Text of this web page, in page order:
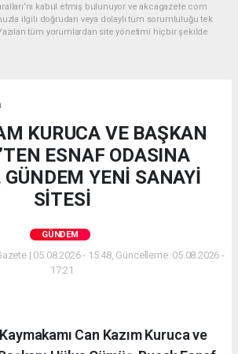
kabul etmiş bulunuyor ve akcagazete.com
ilgili doğrudan veya dolaylı tüm sorumluluğu tek
tüm yorumlardan site yönetimi hiçbir şekilde
KURUCA VE BAŞKAN
ESNAF ODASINA
GÜNDEM YENİ SANAYİ
SİTESİ
GÜNDEM
| 05.08.2026 - 15:48, Güncelleme: 05.08.2026 -
17:21
Can Kazım Kuruca ve